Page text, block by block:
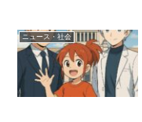
ニュース・社会